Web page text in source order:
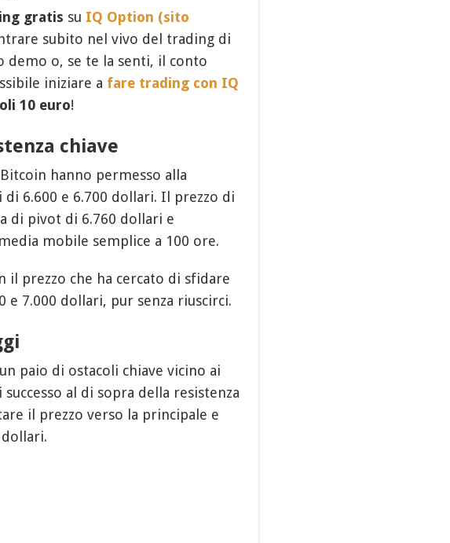
gratis su IQ Option (sito
subito nel vivo del trading di
demo o, se te la senti, il conto
iniziare a fare trading con IQ
10 euro!
chiave
hanno permesso alla
6.600 e 6.700 dollari. Il prezzo di
di pivot di 6.760 dollari e
mobile semplice a 100 ore.
il prezzo che ha cercato di sfidare
7.000 dollari, pur senza riuscirci.
paio di ostacoli chiave vicino ai
al di sopra della resistenza
il prezzo verso la principale e
dollari.